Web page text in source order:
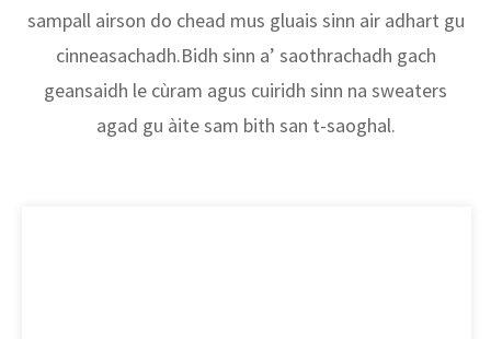
sampall airson do chead mus gluais sinn air adhart gu
cinneasachadh.Bidh sinn a’ saothrachadh gach
geansaidh le cùram agus cuiridh sinn na sweaters
agad gu àite sam bith san t-saoghal.